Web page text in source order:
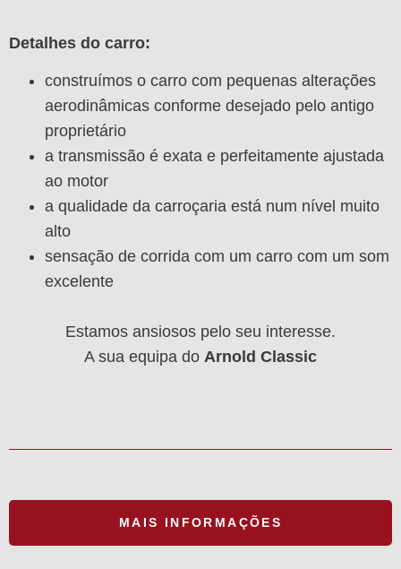
Detalhes do carro:
construímos o carro com pequenas alterações
aerodinâmicas conforme desejado pelo antigo
proprietário
a transmissão é exata e perfeitamente ajustada
ao motor
a qualidade da carroçaria está num nível muito
alto
sensação de corrida com um carro com um som
excelente
Estamos ansiosos pelo seu interesse.
A sua equipa do Arnold Classic
MAIS INFORMAÇÕES